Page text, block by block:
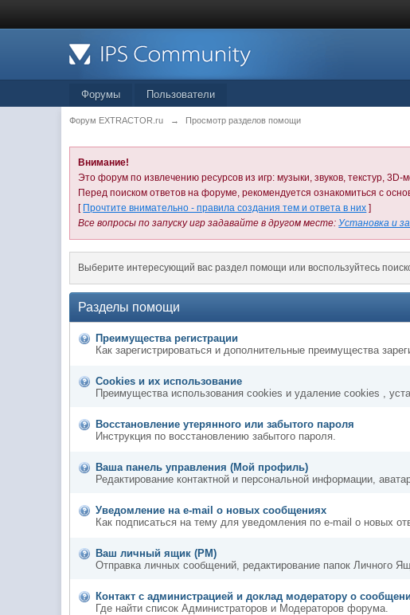
Форумы Пользователи
Форум EXTRACTOR.ru → Просмотр разделов помощи
Внимание!
Это форум по извлечению ресурсов из игр: музыки, звуков, текстур, 3D-
Перед поиском ответов на форуме, рекомендуется ознакомиться с
[ Прочтите внимательно - правила создания тем и ответа в них ]
Все вопросы по запуску игр задавайте в другом месте:Установка и
Выберите интересующий вас раздел помощи или воспользуйтесь
Разделы помощи
Преимущества регистрации
Как зарегистрироваться и дополнительные преимущества
Cookies и их использование
Преимущества использования cookies и удаление cookies ,
Восстановление утерянного или забытого пароля
Инструкция по восстановлению забытого пароля.
Ваша панель управления (Мой профиль)
Редактирование контактной и персональной информации,
Уведомление на e-mail о новых сообщениях
Как подписаться на тему для уведомления по e-mail о новых
Ваш личный ящик (PM)
Отправка личных сообщений, редактирование папок Личного
Контакт с администрацией и доклад модератору о
Где найти список Администраторов и Модераторов форума.